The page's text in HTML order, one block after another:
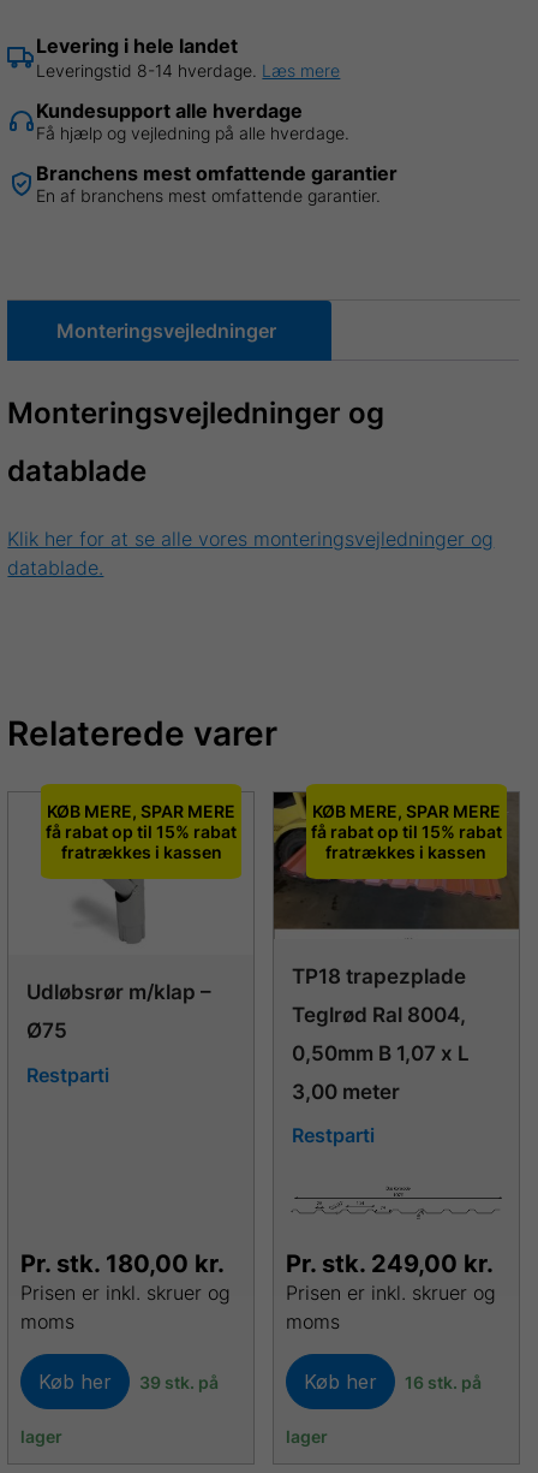
B
1,07
x
L
m
antal
Levering i hele landet
Leveringstid 8-14 hverdage. Læs mere
Kundesupport alle hverdage
Få hjælp og vejledning på alle hverdage.
Branchens mest omfattende garantier
En af branchens mest omfattende garantier.
Monteringsvejledninger
Monteringsvejledninger og
datablade
Klik her for at se alle vores monteringsvejledninger og
datablade.
Relaterede varer
KØB MERE, SPAR MERE
få rabat op til 15% rabat
fratrækkes i kassen
Udløbsrør m/klap –
Ø75
Restparti
Pr. stk. 180,00 kr.
Prisen er inkl. skruer og
moms
Køb her 39 stk. på
lager
KØB MERE, SPAR MERE
få rabat op til 15% rabat
fratrækkes i kassen
TP18 trapezplade
Teglrød Ral 8004,
0,50mm B 1,07 x L
3,00 meter
Restparti
Pr. stk. 249,00 kr.
Prisen er inkl. skruer og
moms
Køb her 16 stk. på
lager